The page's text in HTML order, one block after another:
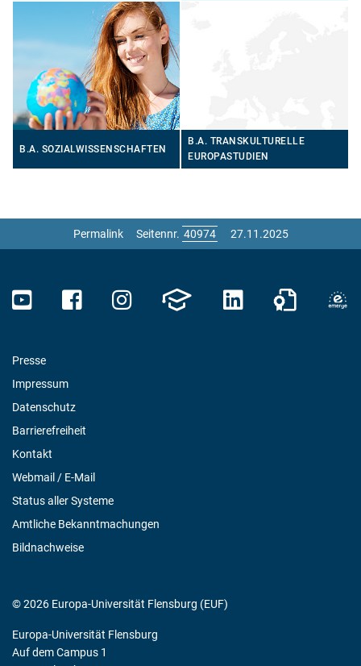
B.A. SOZIALWISSENSCHAFTEN
B.A. TRANSKULTURELLE
EUROPASTUDIEN
Permalink Seitennr. 27.11.2025
Presse
Impressum
Datenschutz
Barrierefreiheit
Kontakt
Webmail / E-Mail
Status aller Systeme
Amtliche Bekanntmachungen
Bildnachweise
© 2026 Europa-Universität Flensburg (EUF)
Europa-Universität Flensburg
Auf dem Campus 1